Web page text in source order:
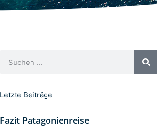
Letzte Beiträge
Fazit Patagonienreise